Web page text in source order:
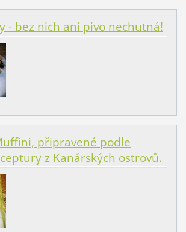
- bez nich ani pivo nechutná!
připravené podle
z Kanárských ostrovů.